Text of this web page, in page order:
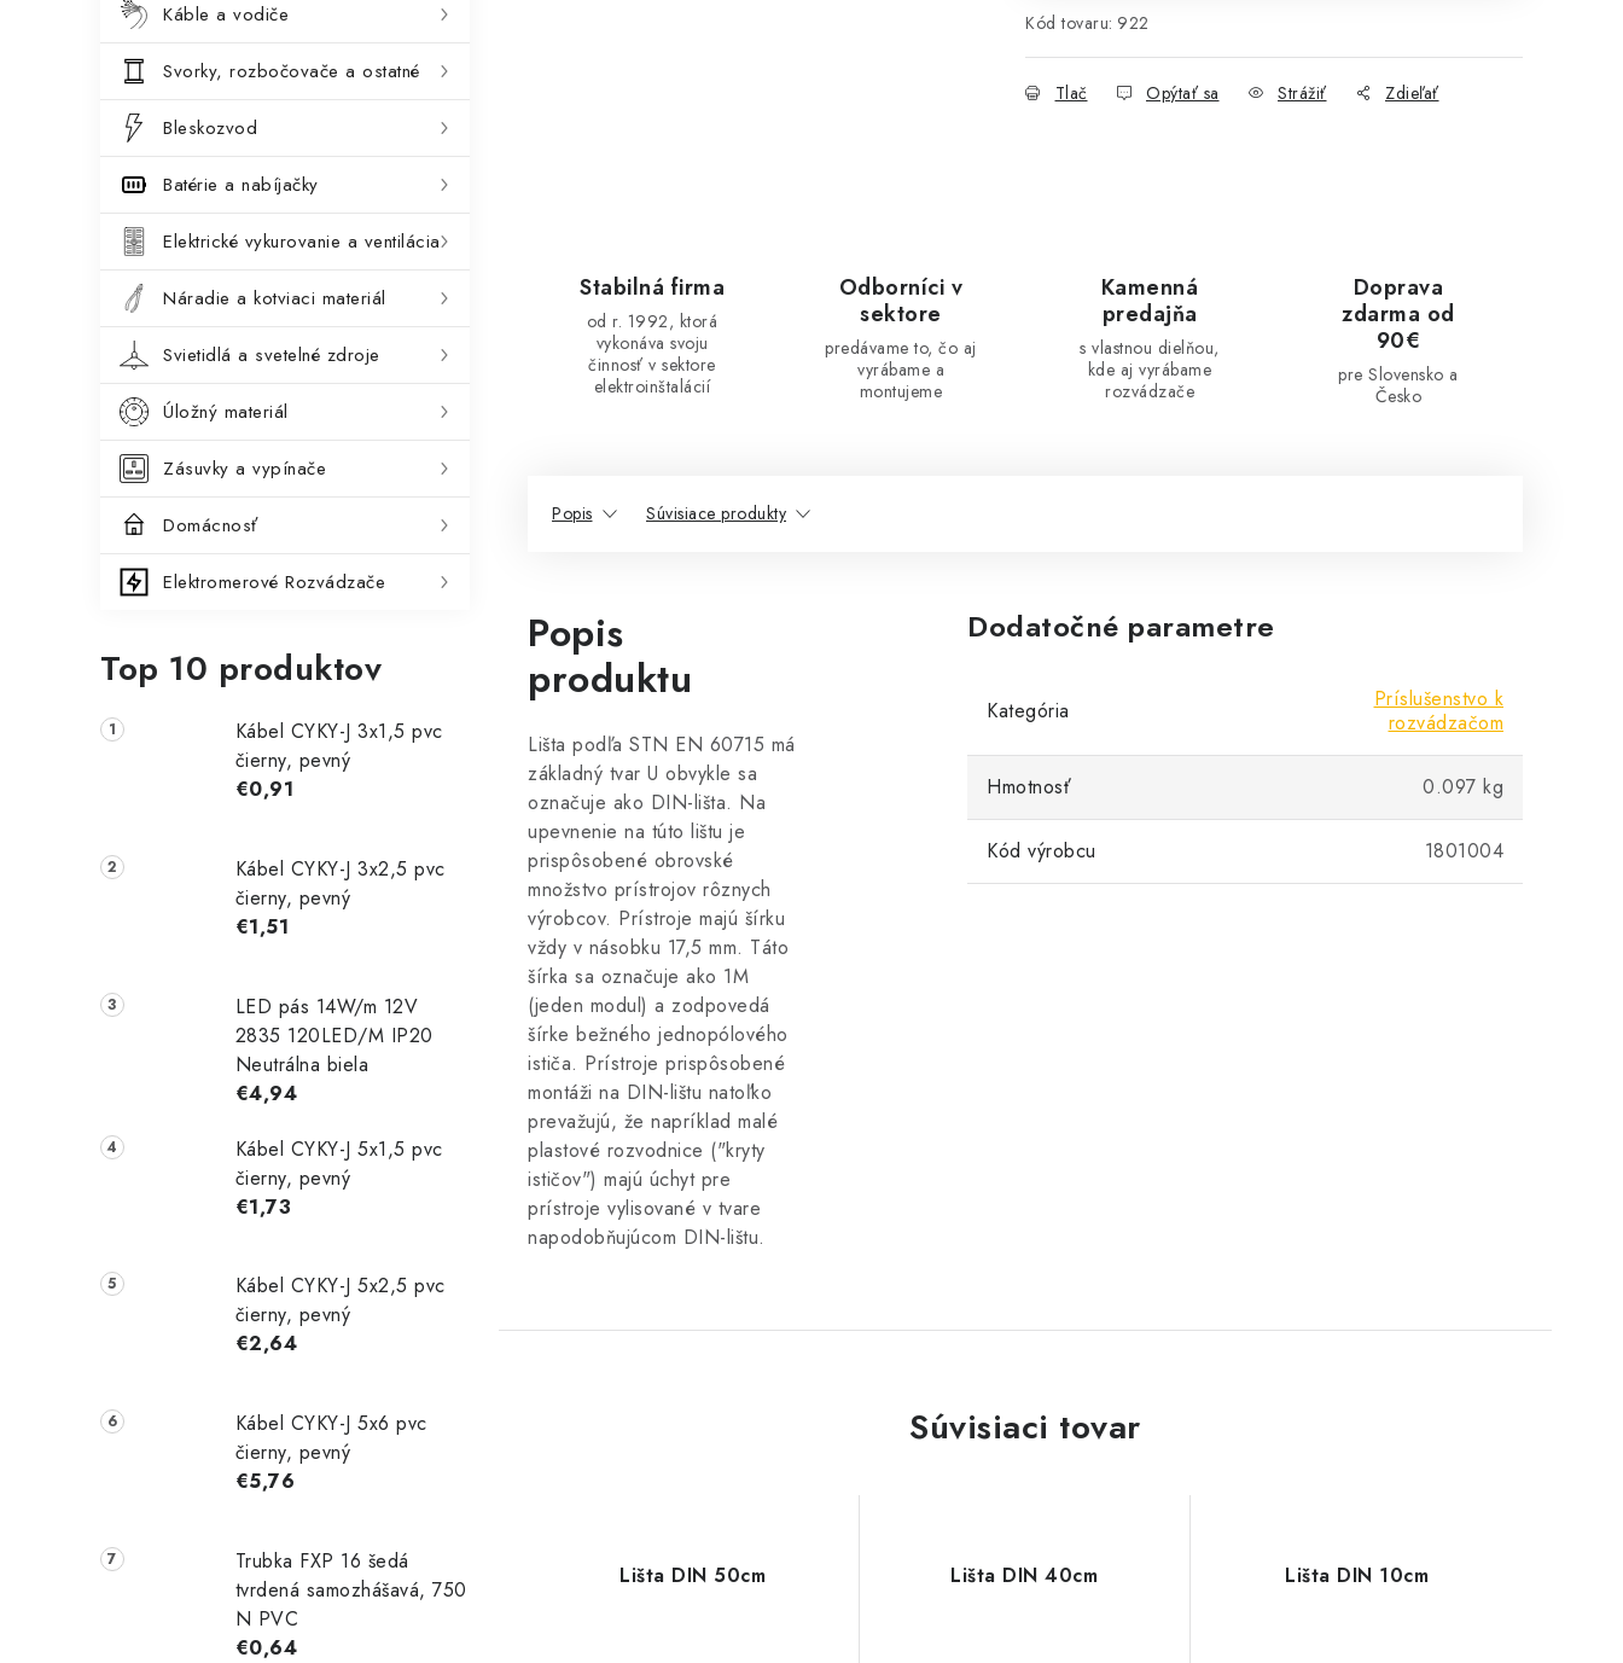
Káble a vodiče
Svorky, rozbočovače a ostatné
Bleskozvod
Batérie a nabíjačky
Elektrické vykurovanie a ventilácia
Náradie a kotviaci materiál
Svietidlá a svetelné zdroje
Úložný materiál
Zásuvky a vypínače
Domácnosť
Elektromerové Rozvádzače
Top 10 produktov
Kábel CYKY-J 3x1,5 pvc
čierny, pevný
€0,91
Kábel CYKY-J 3x2,5 pvc
čierny, pevný
€1,51
LED pás 14W/m 12V
2835 120LED/M IP20
Neutrálna biela
€4,94
Kábel CYKY-J 5x1,5 pvc
čierny, pevný
€1,73
Kábel CYKY-J 5x2,5 pvc
čierny, pevný
€2,64
Kábel CYKY-J 5x6 pvc
čierny, pevný
€5,76
Trubka FXP 16 šedá
tvrdená samozhášavá, 750
N PVC
€0,64
Kód tovaru: 922
Tlač Opýtať sa Strážiť Zdieľať
Stabilná firma
od r. 1992, ktorá
vykonáva svoju
činnosť v sektore
elektroinštalácií
Odborníci v
sektore
predávame to, čo aj
vyrábame a
montujeme
Kamenná
predajňa
s vlastnou dielňou,
kde aj vyrábame
rozvádzače
Doprava
zdarma od
90€
pre Slovensko a
Česko
Popis Súvisiace produkty
Popis
produktu
Lišta podľa STN EN 60715 má
základný tvar U obvykle sa
označuje ako DIN-lišta. Na
upevnenie na túto lištu je
prispôsobené obrovské
množstvo prístrojov rôznych
výrobcov. Prístroje majú šírku
vždy v násobku 17,5 mm. Táto
šírka sa označuje ako 1M
(jeden modul) a zodpovedá
šírke bežného jednopólového
ističa. Prístroje prispôsobené
montáži na DIN-lištu natoľko
prevažujú, že napríklad malé
plastové rozvodnice ("kryty
ističov") majú úchyt pre
prístroje vylisované v tvare
napodobňujúcom DIN-lištu.
Dodatočné parametre
Kategória
Príslušenstvo k
rozvádzačom
Hmotnosť 0.097 kg
Kód výrobcu 1801004
Súvisiaci tovar
Lišta DIN 50cm Lišta DIN 40cm Lišta DIN 10cm